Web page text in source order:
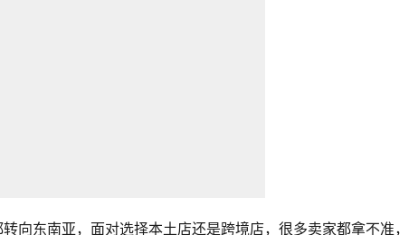
向东南亚，面对选择本土店还是跨境店，很多卖家都拿不准，